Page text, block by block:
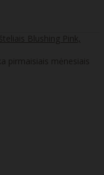
Blushing Pink,
pirmaisiais mėnesiais